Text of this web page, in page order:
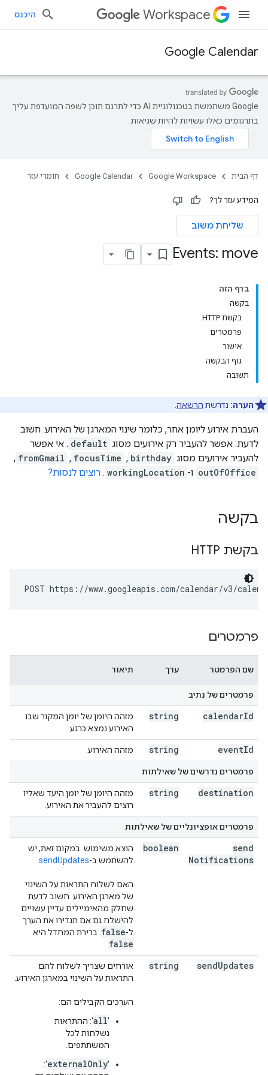
Workspace היכנס
Google Calendar
‫Google משתמשת בטכנולוגיית AI כדי לתרגם תוכן לשפה המועדפת עליך.
בתרגומים כאלו עשויות להיות שגיאות.
דף הבית Google Workspace
Google Calendar חומרי עזר
המידע עזר לך?
שליחת משוב
Events: move
בדף הזה
בקשה
בקשת HTTP
פרמטרים
אישור
גוף הבקשה
תשובה
הערה: נדרשת הרשאה
העברת אירוע ליומן אחר, כלומר שינוי המארגן של האירוע. חשוב
לדעת: אפשר להעביר רק אירועים מסוג default . אי אפשר
להעביר אירועים מסוג birthday
,
focusTime
,
fromGmail
,
outOfOffice ו- workingLocation
. רוצים לנסות?
בקשה
בקשת HTTP
POST https://www.googleapis.com/calendar/v3/
פרמטרים
שם הפרמטר ערך תיאור
פרמטרים של נתיב
calendarId
string
מזהה היומן של יומן המקור שבו
האירוע נמצא כרגע.
eventId
string מזהה האירוע.
פרמטרים נדרשים של שאילתות
destination
string
מזהה היומן של יומן היעד שאליו
רוצים להעביר את האירוע.
פרמטרים אופציונליים של שאילתות
send
Notifications
boolean
הוצא משימוש. במקום זאת, יש
להשתמש ב-sendUpdates
האם לשלוח התראות על השינוי
של מארגן האירוע. חשוב לדעת
שחלק מהאימיילים עדיין עשויים
להישלח גם אם תגדירו את הערך
ל-false . ברירת המחדל היא
false
sendUpdates
string
אורחים שצריך לשלוח להם
התראות על השינוי במארגן האירוע.
הערכים הקבילים הם:
'
all': ההתראות
נשלחות לכל
המשתתפים.
'
externalOnly
':